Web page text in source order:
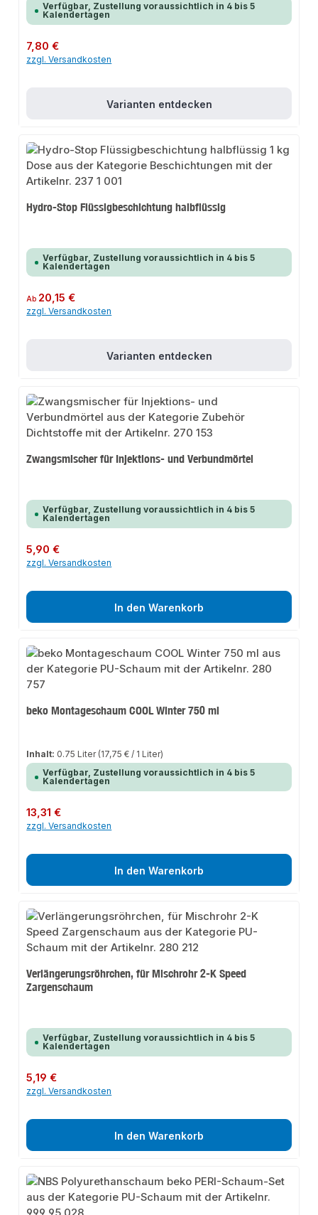
Verfügbar, Zustellung voraussichtlich in 4 bis 5
Kalendertagen
Regulärer Preis:
7,80 €
zzgl. Versandkosten
Varianten entdecken
Hydro-Stop Flüssigbeschichtung halbflüssig
Verfügbar, Zustellung voraussichtlich in 4 bis 5
Kalendertagen
Regulärer Preis:
Ab 20,15 €
zzgl. Versandkosten
Varianten entdecken
Zwangsmischer für Injektions- und Verbundmörtel
Verfügbar, Zustellung voraussichtlich in 4 bis 5
Kalendertagen
Regulärer Preis:
5,90 €
zzgl. Versandkosten
In den Warenkorb
beko Montageschaum COOL Winter 750 ml
Inhalt: 0.75 Liter (17,75 € / 1 Liter)
Verfügbar, Zustellung voraussichtlich in 4 bis 5
Kalendertagen
Regulärer Preis:
13,31 €
zzgl. Versandkosten
In den Warenkorb
Verlängerungsröhrchen, für Mischrohr 2-K Speed
Zargenschaum
Verfügbar, Zustellung voraussichtlich in 4 bis 5
Kalendertagen
Regulärer Preis:
5,19 €
zzgl. Versandkosten
In den Warenkorb